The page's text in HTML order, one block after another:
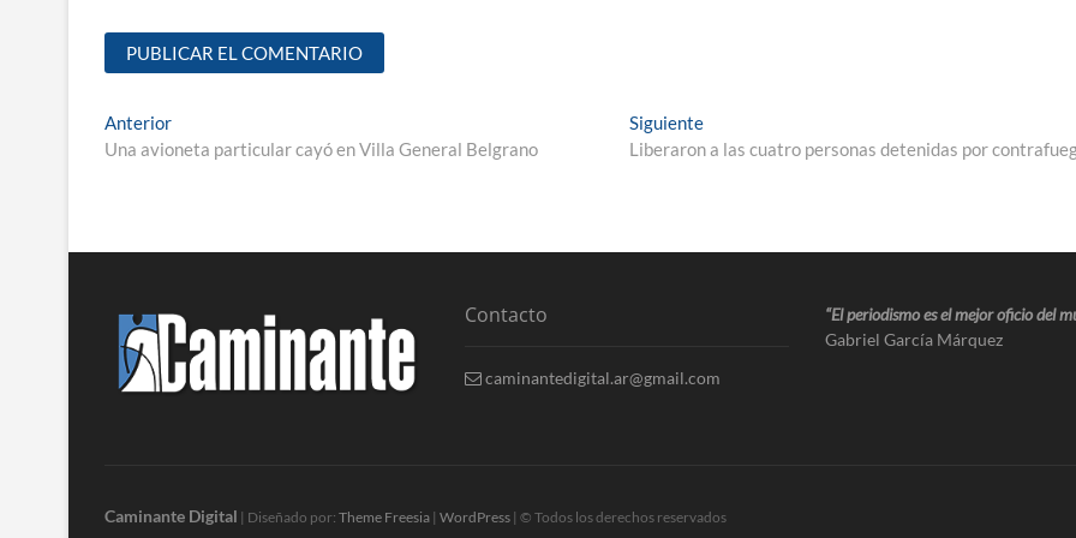
Anterior
Una avioneta particular cayó en Villa General Belgrano
Siguiente
Liberaron a las cuatro personas detenidas por
Contacto
caminantedigital.ar@gmail.com
“El periodismo es el mejor oficio del
Gabriel García Márquez
Caminante Digital | Diseñado por: Theme Freesia | WordPress | © Todos los derechos reservados